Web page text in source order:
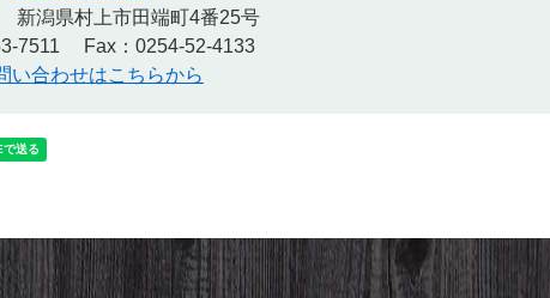
新潟県村上市田端町4番25号
7511
Fax：0254-52-4133
い合わせはこちらから